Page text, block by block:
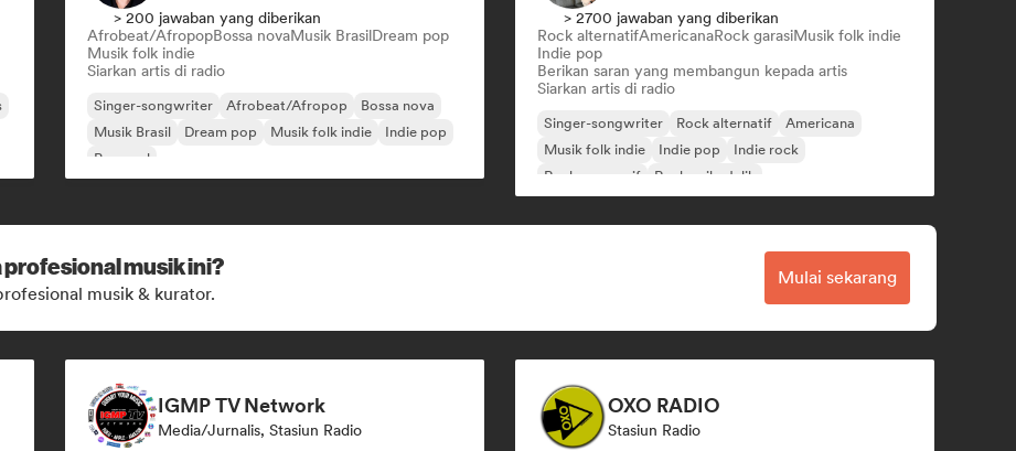
> 200 jawaban yang diberikan
Afrobeat/AfropopBossa novaMusik BrasilDream pop
Musik folk indie
Siarkan artis di radio
Singer-songwriter Afrobeat/Afropop
Bossa nova
Musik Brasil
Dream pop Musik folk indie
Indie pop
Pop soul
> 2700 jawaban yang diberikan
Rock alternatifAmericanaRock garasiMusik folk indie
Indie pop
Berikan saran yang membangun kepada artis
Siarkan artis di radio
Singer-songwriter Rock alternatif
Americana
Musik folk indie
Indie pop
Indie rock
Rock progresif
Rock psikedelik
musik ini?
musik & kurator.
Mulai sekarang
IGMP TV Network
Media/Jurnalis, Stasiun Radio
OXO RADIO
Stasiun Radio